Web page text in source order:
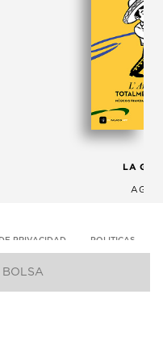
LA
PRIVACIDAD POLITICAS